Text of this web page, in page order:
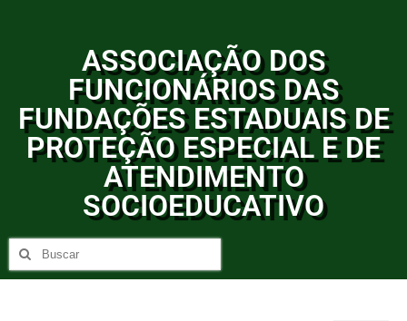
ASSOCIAÇÃO DOS
FUNCIONÁRIOS DAS
FUNDAÇÕES ESTADUAIS DE
PROTEÇÃO ESPECIAL E DE
ATENDIMENTO
SOCIOEDUCATIVO